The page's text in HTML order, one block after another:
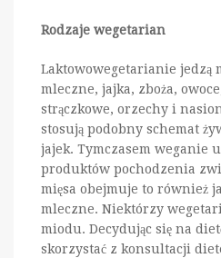
Rodzaje wegetarian
Laktowowegetarianie
mleczne, jajka, zboża,
strączkowe, orzechy i
stosują podobny schemat
jajek. Tymczasem weganie
produktów pochodzenia
mięsa obejmuje to również
mleczne. Niektórzy
miodu. Decydując się na
skorzystać z konsultacji